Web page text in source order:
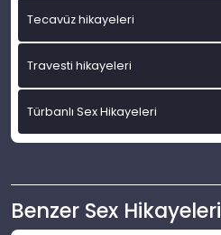
Tecavüz hikayeleri
Travesti hikayeleri
Türbanlı Sex Hikayeleri
Benzer Sex Hikayeleri